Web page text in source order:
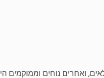
ואחרים נוחים וממוקמים